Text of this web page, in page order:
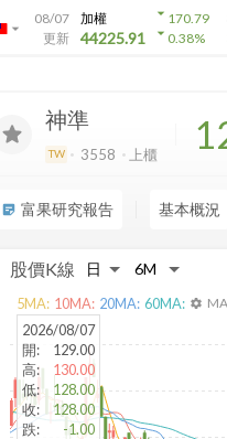
arrow_drop_down
08/07
更新
加權
44225.91
arrow_drop_down170.79
arrow_drop_down0.38%
神準
TW 3558 上櫃
sticky_note_2 富果研究報告 基本概況
股價K線
2026/08/07
開:
129.00
高:
130.00
低:
128.00
收:
128.00
跌:
-1.00
5MA: 10MA: 20MA: 60MA: settings